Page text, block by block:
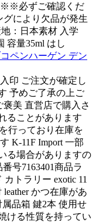
必ずご確認くだ
により欠品が発生
：日本素材 入学
容量35ml はし
ペンハーゲン デン
印 ご注文が確定し
予めご了承の上ご
美 直営店で購入さ
ることがあります
行っており在庫を
K-11F Import 一部
る場合がありますの
号7163401商品ラ
トラリー exotic 11
かつ在庫があ
品箱 鍵2本 使用せ
ける性質を持ってい